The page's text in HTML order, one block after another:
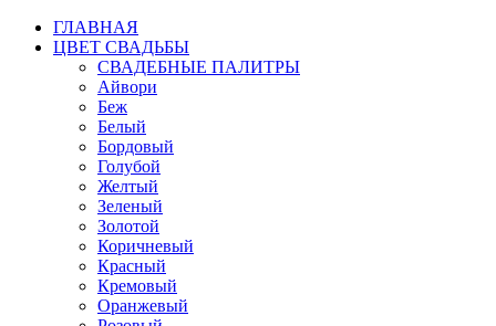
ГЛАВНАЯ
ЦВЕТ СВАДЬБЫ
СВАДЕБНЫЕ ПАЛИТРЫ
Айвори
Беж
Белый
Бордовый
Голубой
Желтый
Зеленый
Золотой
Коричневый
Красный
Кремовый
Оранжевый